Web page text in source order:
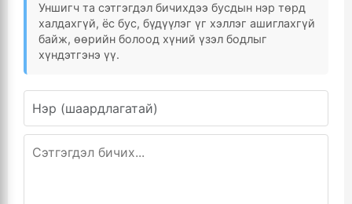
Уншигч та сэтгэгдэл бичихдээ бусдын нэр төрд
халдахгүй, ёс бус, бүдүүлэг үг хэллэг ашиглахгүй
байж, өөрийн болоод хүний үзэл бодлыг
хүндэтгэнэ үү.